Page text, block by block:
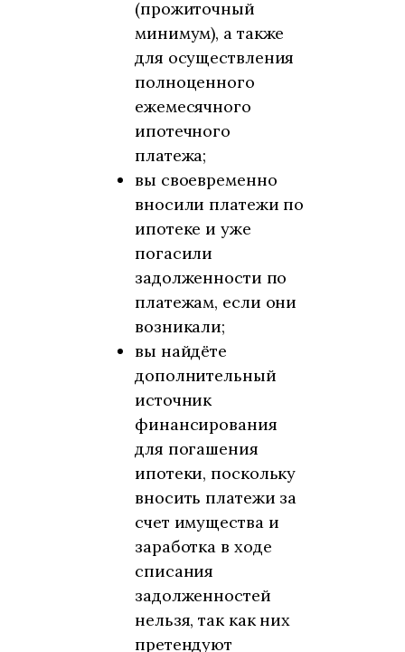
(прожиточный
минимум), а также
для осуществления
полноценного
ежемесячного
ипотечного
платежа;
вы своевременно
вносили платежи по
ипотеке и уже
погасили
задолженности по
платежам, если они
возникали;
вы найдёте
дополнительный
источник
финансирования
для погашения
ипотеки, поскольку
вносить платежи за
счет имущества и
заработка в ходе
списания
задолженностей
нельзя, так как них
претендуют